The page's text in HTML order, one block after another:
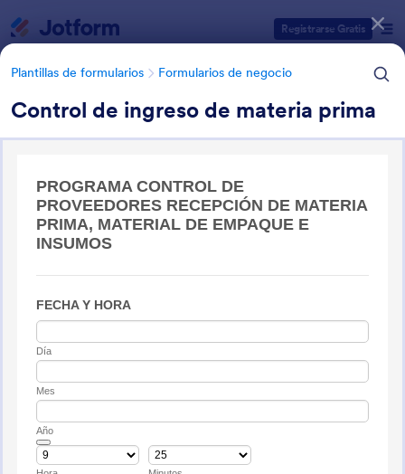
Registrarse Gratis
Plantillas de formularios Formularios de negocio
Control de ingreso de materia prima
Plantillas de formularios Formularios de negocio
Formularios de negocio
Categorías de plantillas de formulario